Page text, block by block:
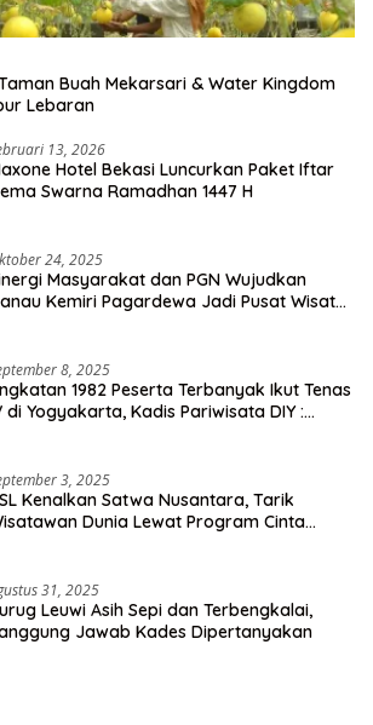
Buah Mekarsari & Water Kingdom
Lebaran
13, 2026
Hotel Bekasi Luncurkan Paket Iftar
Swarna Ramadhan 1447 H
24, 2025
Masyarakat dan PGN Wujudkan
Kemiri Pagardewa Jadi Pusat Wisata
8, 2025
1982 Peserta Terbanyak Ikut Tenas
di Yogyakarta, Kadis Pariwisata DIY :
3, 2025
Kenalkan Satwa Nusantara, Tarik
Dunia Lewat Program Cinta
31, 2025
Leuwi Asih Sepi dan Terbengkalai,
Jawab Kades Dipertanyakan